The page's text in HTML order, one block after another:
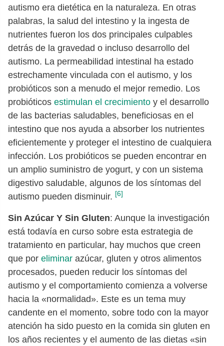
autismo era dietética en la naturaleza. En otras
palabras, la salud del intestino y la ingesta de
nutrientes fueron los dos principales culpables
detrás de la gravedad o incluso desarrollo del
autismo. La permeabilidad intestinal ha estado
estrechamente vinculada con el autismo, y los
probióticos son a menudo el mejor remedio. Los
probióticos estimulan el crecimiento y el desarrollo
de las bacterias saludables, beneficiosas en el
intestino que nos ayuda a absorber los nutrientes
eficientemente y proteger el intestino de cualquiera
infección. Los probióticos se pueden encontrar en
un amplio suministro de yogurt, y con un sistema
digestivo saludable, algunos de los síntomas del
autismo pueden disminuir. [6]
Sin Azúcar Y Sin Gluten: Aunque la investigación
está todavía en curso sobre esta estrategia de
tratamiento en particular, hay muchos que creen
que por eliminar azúcar, gluten y otros alimentos
procesados, pueden reducir los síntomas del
autismo y el comportamiento comienza a volverse
hacia la «normalidad». Este es un tema muy
candente en el momento, sobre todo con la mayor
atención ha sido puesto en la comida sin gluten en
los años recientes y el aumento de las dietas «sin